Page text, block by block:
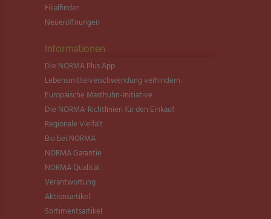
Filialfinder
Neueröffnungen
Informationen
Die NORMA Plus App
Lebensmittel­verschwendung verhindern
Europäische Masthuhn-Initiative
Die NORMA-Richtlinien für den Einkauf
Regionale Vielfalt
Bio bei NORMA
NORMA Garantie
NORMA Qualität
Verantwortung
Aktionsartikel
Sortimentsartikel